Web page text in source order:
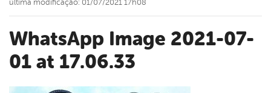
WhatsApp Image 2021-07-
01 at 17.06.33
última modificação: 01/07/2021 17h08